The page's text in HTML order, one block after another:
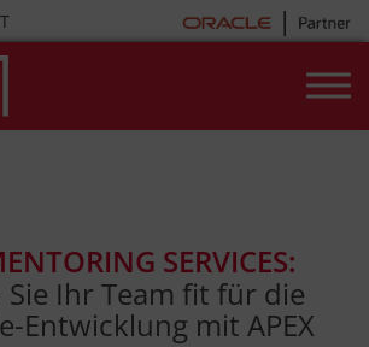
SERVICES:
Sie Ihr Team fit für die
Entwicklung mit APEX